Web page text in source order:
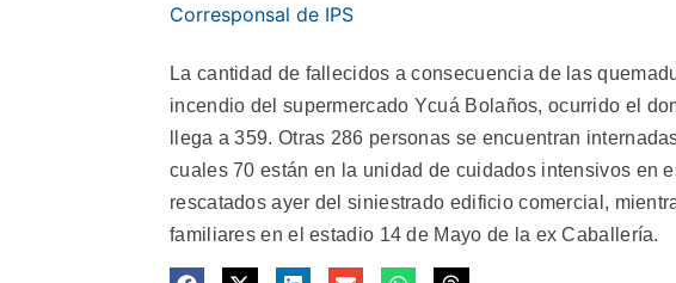
Corresponsal de IPS
La cantidad de fallecidos a consecuencia de las
incendio del supermercado Ycuá Bolaños, ocurrido el
llega a 359. Otras 286 personas se encuentran
cuales 70 están en la unidad de cuidados intensivos en
rescatados ayer del siniestrado edificio comercial,
familiares en el estadio 14 de Mayo de la ex Caballería.